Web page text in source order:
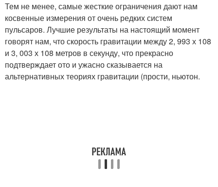
Тем не менее, самые жесткие ограничения дают нам
косвенные измерения от очень редких систем
пульсаров. Лучшие результаты на настоящий момент
говорят нам, что скорость гравитации между 2, 993 х 108
и 3, 003 х 108 метров в секунду, что прекрасно
подтверждает ото и ужасно сказывается на
альтернативных теориях гравитации (прости, ньютон.